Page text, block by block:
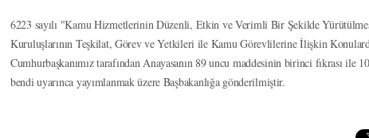
6223 sayılı "Kamu Hizmetlerinin Düzenli, Etkin ve Verimli Bir Şekilde
Kuruluşlarının Teşkilat, Görev ve Yetkileri ile Kamu Görevlilerine İlişkin
Cumhurbaşkanımız tarafından Anayasanın 89 uncu maddesinin birinci fıkrası ile
bendi uyarınca yayımlanmak üzere Başbakanlığa gönderilmiştir.